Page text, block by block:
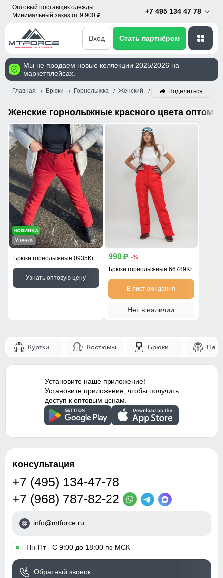
Оптовый поставщик одежды.
Минимальный заказ от 9 900 p
+7 495 134 47 78
Вход Стать партнёром
Мы не продаем новые коллекции 2025/2026 на
маркетплейсах.
Главная Брюки Горнолыжка Женский КрасныйПоделиться
Женские горнолыжные красного цвета оптом
Уценка
Брюки горнолыжные 0935Kr
Узнать оптовую цену
990 p -%
Брюки горнолыжные 66789Kr
В лист ожидания
Нет в наличии
Куртки Костюмы Брюки
Установите наше приложение!
Установите приложение, чтобы получить
доступ к оптовым ценам.
Консультация
+7 (495) 134-47-78
+7 (968) 787-82-22
info@mtforce.ru
• Пн-Пт - С 9:00 до 18:00 по МСК
Обратный звонок